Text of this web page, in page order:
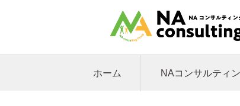
ホーム NAコンサルティ